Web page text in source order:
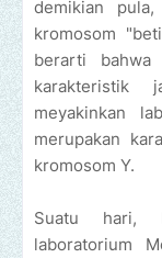
demikian
kromosom
berarti
karakteristik
meyakinkan
merupakan
kromosom Y.
Suatu hari,
laboratorium